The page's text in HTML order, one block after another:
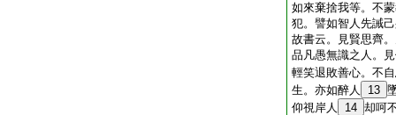
如來棄捨我等。不
犯。譬如智人先誡
故書云。見賢思齊
品凡愚無識之人。
輕笑退敗善心。不
生。亦如醉人
13
仰視岸人
14 却呵